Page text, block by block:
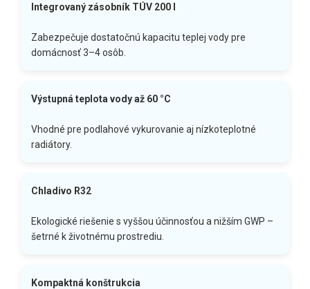
Integrovaný zásobník TÚV 200 l
Zabezpečuje dostatočnú kapacitu teplej vody pre
domácnosť 3–4 osôb.
Výstupná teplota vody až 60 °C
Vhodné pre podlahové vykurovanie aj nízkoteplotné
radiátory.
Chladivo R32
Ekologické riešenie s vyššou účinnosťou a nižším GWP –
šetrné k životnému prostrediu.
Kompaktná konštrukcia